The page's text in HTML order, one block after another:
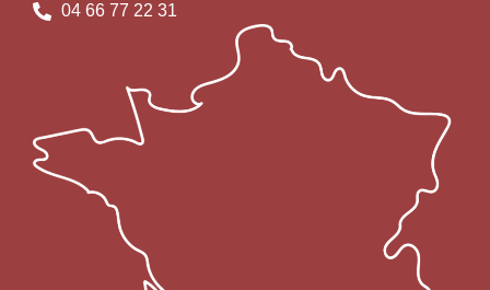
04 66 77 22 31